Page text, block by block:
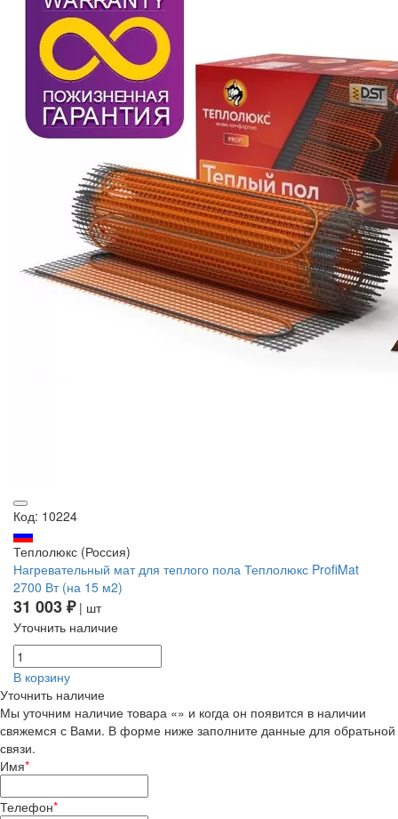
Код: 10224
Теплолюкс (Россия)
Нагревательный мат для теплого пола Теплолюкс ProfiMat
2700 Вт (на 15 м2)
31 003 ₽| шт
Уточнить наличие
В корзину
Уточнить наличие
Мы уточним наличие товара «» и когда он появится в наличии
свяжемся с Вами. В форме ниже заполните данные для обратьной
связи.
Имя*
Телефон*